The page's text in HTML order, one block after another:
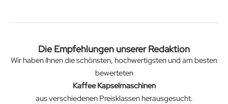
Die Empfehlungen unserer Redaktion
Wir haben Ihnen die schönsten, hochwertigsten und am besten
bewerteten
Kaffee Kapselmaschinen
aus verschiedenen Preisklassen herausgesucht.